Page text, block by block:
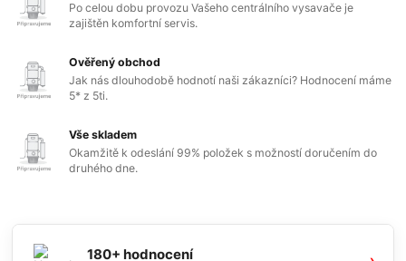
Po celou dobu provozu Vašeho centrálního vysavače je
zajištěn komfortní servis.
Ověřený obchod
Jak nás dlouhodobě hodnotí naši zákazníci? Hodnocení máme
5* z 5ti.
Vše skladem
Okamžitě k odeslání 99% položek s možností doručením do
druhého dne.
180+ hodnocení